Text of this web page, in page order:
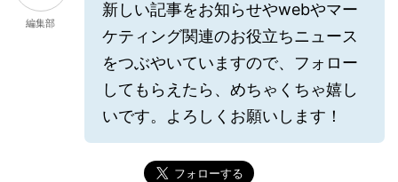
編集部
新しい記事をお知らせやwebやマー
ケティング関連のお役立ちニュース
をつぶやいていますので、フォロー
してもらえたら、めちゃくちゃ嬉し
いです。よろしくお願いします！